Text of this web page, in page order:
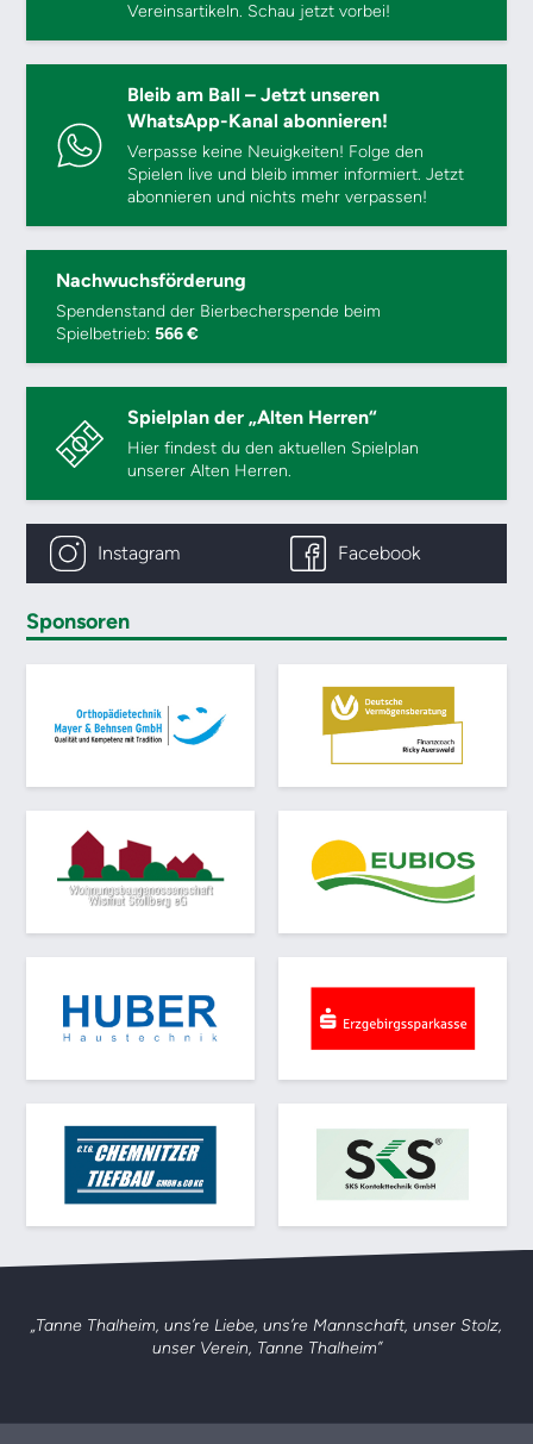
Vereinsartikeln. Schau jetzt vorbei!
Bleib am Ball – Jetzt unseren
WhatsApp-Kanal abonnieren!
Verpasse keine Neuigkeiten! Folge den
Spielen live und bleib immer informiert. Jetzt
abonnieren und nichts mehr verpassen!
Nachwuchsförderung
Spendenstand der Bierbecherspende beim
Spielbetrieb:566 €
Spielplan der „Alten Herren“
Hier findest du den aktuellen Spielplan
unserer Alten Herren.
Instagram Facebook
Sponsoren
„Tanne Thalheim, uns’re Liebe, uns’re Mannschaft, unser Stolz,
unser Verein, Tanne Thalheim”